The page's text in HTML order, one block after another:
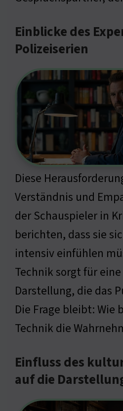
Einblicke des
Polizeiserien
Diese
Verständnis und
der Schauspieler in
berichten, dass sie
intensiv einfühlen
Technik sorgt für
Darstellung, die das
Die Frage bleibt: Wie
Technik die
Einfluss des
auf die